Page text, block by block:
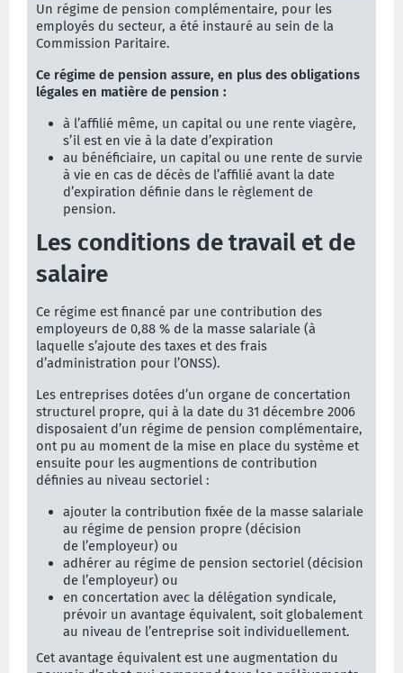
Un régime de pension complémentaire, pour les
employés du secteur, a été instauré au sein de la
Commission Paritaire.
Ce régime de pension assure, en plus des obligations
légales en matière de pension :
à l’affilié même, un capital ou une rente viagère,
s’il est en vie à la date d’expiration
au bénéficiaire, un capital ou une rente de survie
à vie en cas de décès de l’affilié avant la date
d’expiration définie dans le règlement de
pension.
Les conditions de travail et de
salaire
Ce régime est financé par une contribution des
employeurs de 0,88 % de la masse salariale (à
laquelle s’ajoute des taxes et des frais
d’administration pour l’ONSS).
Les entreprises dotées d’un organe de concertation
structurel propre, qui à la date du 31 décembre 2006
disposaient d’un régime de pension complémentaire,
ont pu au moment de la mise en place du système et
ensuite pour les augmentions de contribution
définies au niveau sectoriel :
ajouter la contribution fixée de la masse salariale
au régime de pension propre (décision
de l’employeur) ou
adhérer au régime de pension sectoriel (décision
de l’employeur) ou
en concertation avec la délégation syndicale,
prévoir un avantage équivalent, soit globalement
au niveau de l’entreprise soit individuellement.
Cet avantage équivalent est une augmentation du